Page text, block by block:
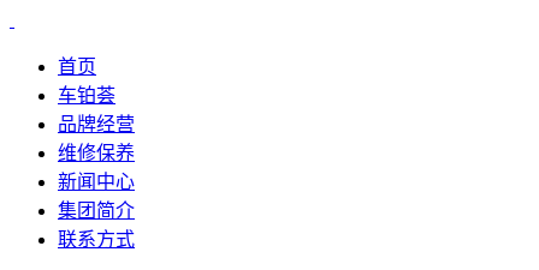
首页
车铂荟
品牌经营
维修保养
新闻中心
集团简介
联系方式